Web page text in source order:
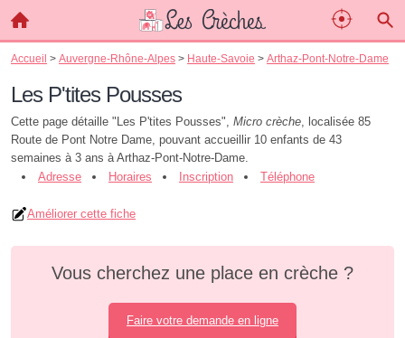
Accueil > Auvergne-Rhône-Alpes > Haute-Savoie > Arthaz-Pont-Notre-Dame
Les P'tites Pousses
Cette page détaille "Les P'tites Pousses", Micro crèche, localisée 85
Route de Pont Notre Dame, pouvant accueillir 10 enfants de 43
semaines à 3 ans à Arthaz-Pont-Notre-Dame.
Adresse
Horaires Inscription Téléphone
Améliorer cette fiche
Vous cherchez une place en crèche ?
Faire votre demande en ligne